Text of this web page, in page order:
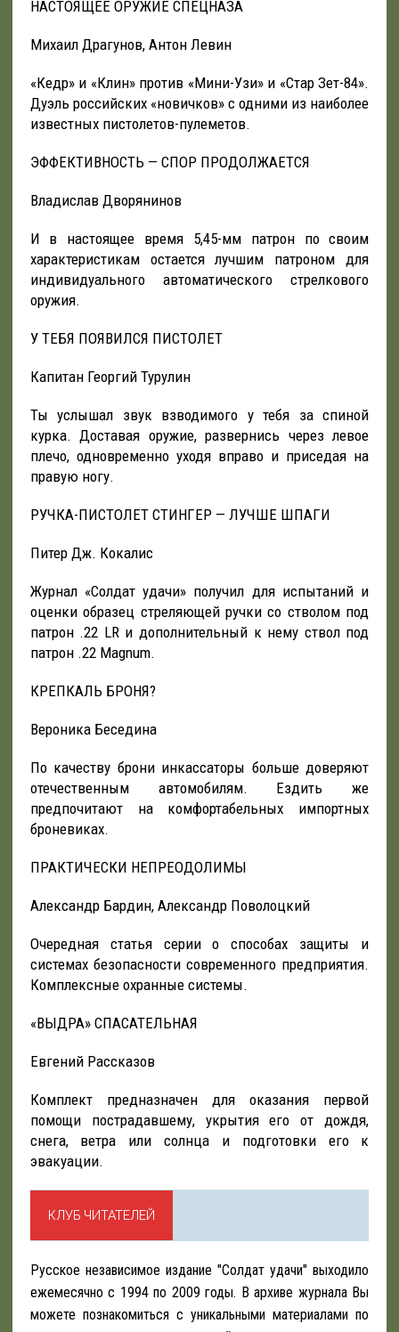
НАСТОЯЩЕЕ ОРУЖИЕ СПЕЦНАЗА
Михаил Драгунов, Антон Левин
«Кедр» и «Клин» против «Мини-Узи» и «Стар Зет-84».
Дуэль российских «новичков» с одними из наиболее
известных пистолетов-пулеметов.
ЭФФЕКТИВНОСТЬ — СПОР ПРОДОЛЖАЕТСЯ
Владислав Дворянинов
И в настоящее время 5,45-мм патрон по своим
характеристикам остается лучшим патроном для
индивидуального автоматического стрелкового
оружия.
У ТЕБЯ ПОЯВИЛСЯ ПИСТОЛЕТ
Капитан Георгий Турулин
Ты услышал звук взводимого у тебя за спиной
курка. Доставая оружие, развернись через левое
плечо, одновременно уходя вправо и приседая на
правую ногу.
РУЧКА-ПИСТОЛЕТ СТИНГЕР — ЛУЧШЕ ШПАГИ
Питер Дж. Кокалис
Журнал «Солдат удачи» получил для испытаний и
оценки образец стреляющей ручки со стволом под
патрон .22 LR и дополнительный к нему ствол под
патрон .22 Magnum.
КРЕПКАЛЬ БРОНЯ?
Вероника Беседина
По качеству брони инкассаторы больше доверяют
отечественным автомобилям. Ездить же
предпочитают на комфортабельных импортных
броневиках.
ПРАКТИЧЕСКИ НЕПРЕОДОЛИМЫ
Александр Бардин, Александр Поволоцкий
Очередная статья серии о способах защиты и
системах безопасности современного предприятия.
Комплексные охранные системы.
«ВЫДРА» СПАСАТЕЛЬНАЯ
Евгений Рассказов
Комплект предназначен для оказания первой
помощи пострадавшему, укрытия его от дождя,
снега, ветра или солнца и подготовки его к
эвакуации.
КЛУБ ЧИТАТЕЛЕЙ
Русское независимое издание "Солдат удачи" выходило
ежемесячно с 1994 по 2009 годы. В архиве журнала Вы
можете познакомиться с уникальными материалами по